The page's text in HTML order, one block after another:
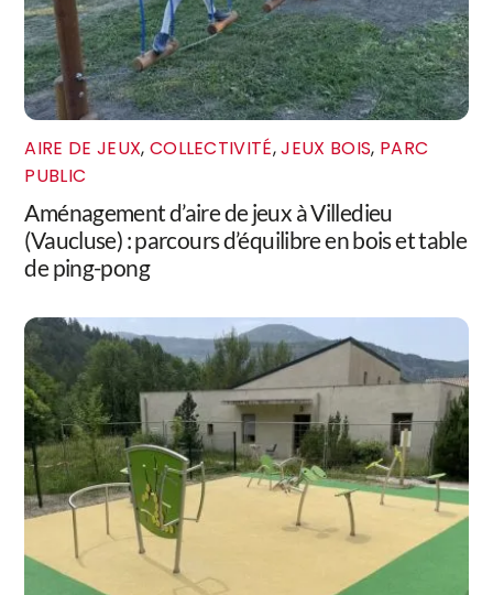
AIRE DE JEUX, COLLECTIVITÉ,JEUX BOIS, PARC
PUBLIC
Aménagement d’aire de jeux à Villedieu
(Vaucluse) : parcours d’équilibre en bois et table
de ping-pong